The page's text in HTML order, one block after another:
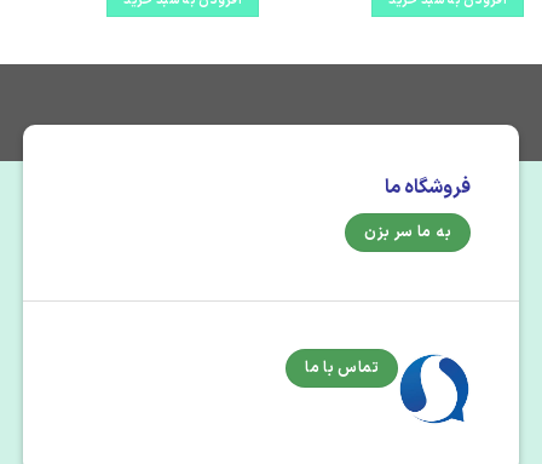
فروشگاه ما
به ما سر بزن
تماس با ما